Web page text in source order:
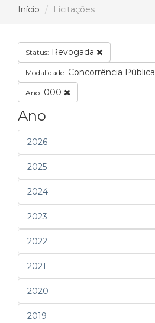
Início Licitações
Status: Revogada
Modalidade: Concorrência Pública
Ano: 000
Ano
2026
2025
2024
2023
2022
2021
2020
2019